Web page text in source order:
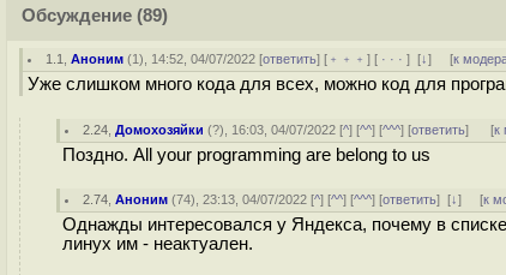
Обсуждение (89)
1.1 ,Аноним (1), 14:52, 04/07/2022 [ответить] [ ﹢﹢﹢] [ · · ·][↓] [к
Уже слишком много кода для всех, можно код для
2.24 ,Домохозяйки (?), 16:03, 04/07/2022 [^] [^^] [^^^] [ответить] [к
Поздно. All your programming are belong to us
2.74 ,Аноним (74), 23:13, 04/07/2022 [^] [^^] [^^^] [ответить][↓] [к
Однажды интересовался у Яндекса, почему в
линух им - неактуален.